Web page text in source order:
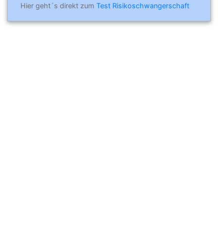
Hier geht´s direkt zum Test Risikoschwangerschaft